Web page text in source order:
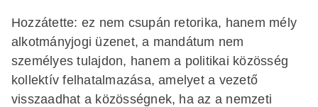
Hozzátette: ez nem csupán retorika, hanem mély
alkotmányjogi üzenet, a mandátum nem
személyes tulajdon, hanem a politikai közösség
kollektív felhatalmazása, amelyet a vezető
visszaadhat a közösségnek, ha az a nemzeti